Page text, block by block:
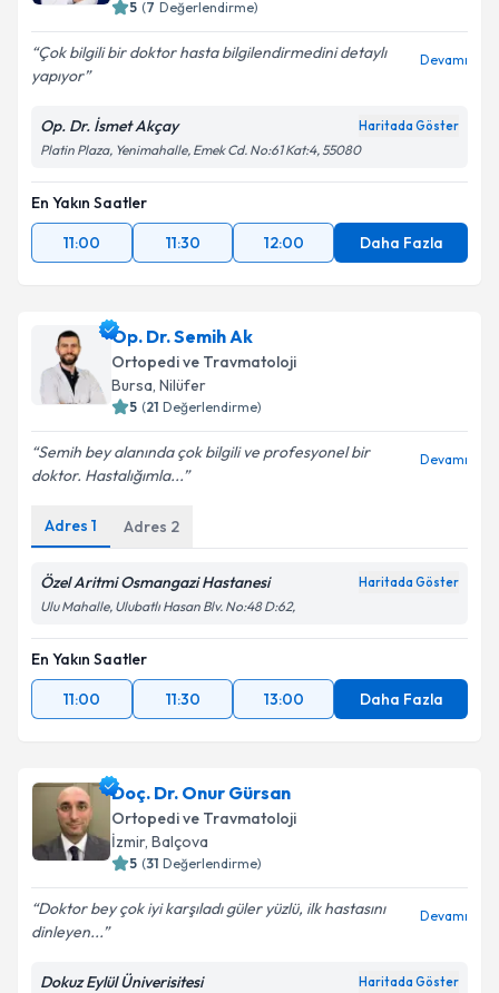
5 (7 Değerlendirme)
Çok bilgili bir doktor hasta bilgilendirmedini detaylı
yapıyor
Devamı
Op. Dr. İsmet Akçay Haritada Göster
Platin Plaza, Yenimahalle, Emek Cd. No:61 Kat:4, 55080
En Yakın Saatler
11:00
11:30 12:00 Daha Fazla
Op. Dr. Semih Ak
Ortopedi ve Travmatoloji
Bursa, Nilüfer
5 (21 Değerlendirme)
Semih bey alanında çok bilgili ve profesyonel bir
doktor. Hastalığımla...
Devamı
Adres 1 Adres 2
Özel Aritmi Osmangazi Hastanesi Haritada Göster
Ulu Mahalle, Ulubatlı Hasan Blv. No:48 D:62,
En Yakın Saatler
11:00
11:30 13:00 Daha Fazla
Doç. Dr. Onur Gürsan
Ortopedi ve Travmatoloji
İzmir, Balçova
5 (31 Değerlendirme)
Doktor bey çok iyi karşıladı güler yüzlü, ilk hastasını
dinleyen...
Devamı
Dokuz Eylül Üniverisitesi Haritada Göster